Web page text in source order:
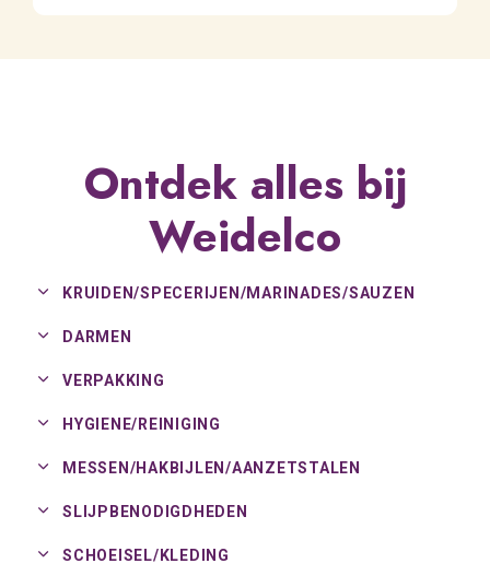
Ontdek alles bij
Weidelco
KRUIDEN/SPECERIJEN/MARINADES/SAUZEN
DARMEN
VERPAKKING
HYGIENE/ REINIGING
MESSEN/HAKBIJLEN/AANZETSTALEN
SLIJPBENODIGDHEDEN
SCHOEISEL/ KLEDING